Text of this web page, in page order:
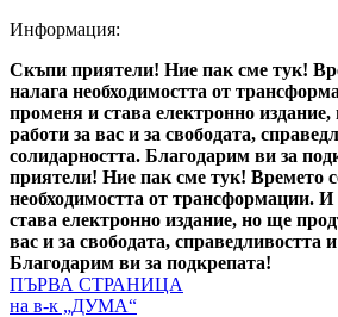
Информация:
Скъпи приятели! Ние пак сме тук!
налага необходимостта от
променя и става електронно
работи за вас и за свободата,
солидарността. Благодарим ви за
приятели! Ние пак сме тук! Времето
необходимостта от трансформации.
става електронно издание, но ще
вас и за свободата, справедливостта
Благодарим ви за подкрепата!
ПЪРВА СТРАНИЦА
на в-к „ДУМА“